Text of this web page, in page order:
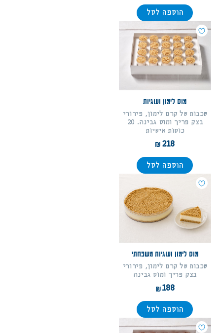
הוספה לסל
מוס לימון ועוגיות
שכבות של קרם לימון, פירורי
בצק פריך ומוס גבינה. 20
כוסות אישיות
218
הוספה לסל
מוס לימון ועוגיות משפחתי
שכבות של קרם לימון, פירורי
בצק פריך ומוס גבינה
188
הוספה לסל